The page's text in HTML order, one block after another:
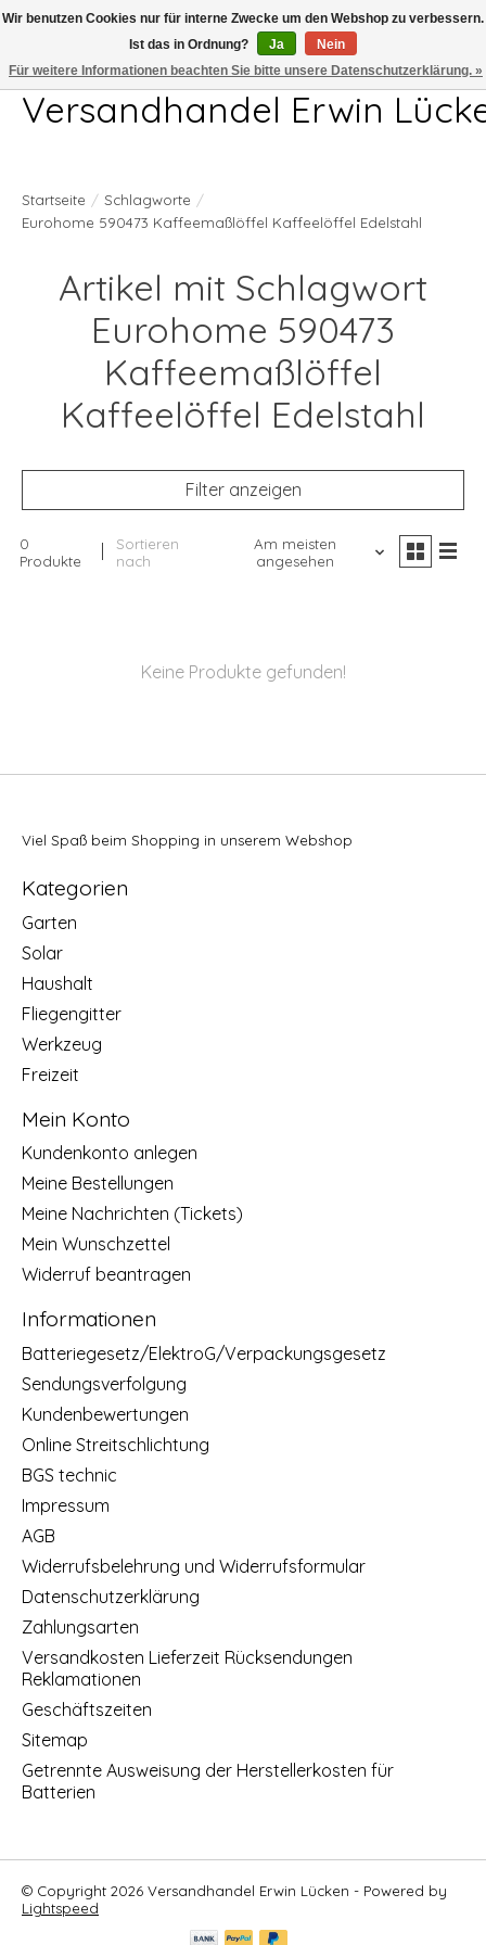
Telefon 04407 715872 MO-DO 7.00-17.00Uhr FR 7.00-13.00Uhr
Versandhandel Erwin
Startseite / Schlagworte /
Eurohome 590473 Kaffeemaßlöffel Kaffeelöffel Edelstahl
Artikel mit Schlagwort
Eurohome 590473
Kaffeemaßlöffel
Kaffeelöffel Edelstahl
Filter anzeigen
0
Produkte
Sortieren
nach
Am meisten
angesehen
Keine Produkte gefunden!
Viel Spaß beim Shopping in unserem Webshop
Kategorien
Garten
Solar
Haushalt
Fliegengitter
Werkzeug
Freizeit
Mein Konto
Kundenkonto anlegen
Meine Bestellungen
Meine Nachrichten (Tickets)
Mein Wunschzettel
Widerruf beantragen
Informationen
Batteriegesetz/ElektroG/Verpackungsgesetz
Sendungsverfolgung
Kundenbewertungen
Online Streitschlichtung
BGS technic
Impressum
AGB
Widerrufsbelehrung und Widerrufsformular
Datenschutzerklärung
Zahlungsarten
Versandkosten Lieferzeit Rücksendungen
Reklamationen
Geschäftszeiten
Sitemap
Getrennte Ausweisung der Herstellerkosten für
Batterien
© Copyright 2026 Versandhandel Erwin Lücken - Powered by
Lightspeed
Wir benutzen Cookies nur für interne Zwecke um den Webshop zu verbessern.
Ist das in Ordnung?
Ja
Nein
Für weitere Informationen beachten Sie bitte unsere Datenschutzerklärung. »